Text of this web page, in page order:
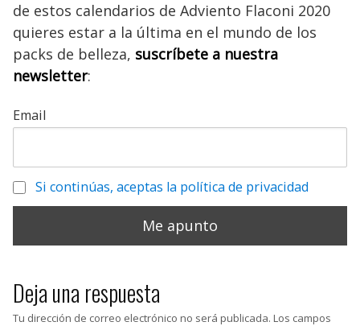
de estos calendarios de Adviento Flaconi 2020
quieres estar a la última en el mundo de los
packs de belleza, suscríbete a nuestra
newsletter:
Email
Si continúas, aceptas la política de privacidad
Deja una respuesta
Tu dirección de correo electrónico no será publicada. Los campos